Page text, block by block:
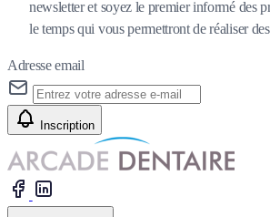
newsletter et soyez le premier informé des
le temps qui vous permettront de réaliser
Adresse email
Inscription